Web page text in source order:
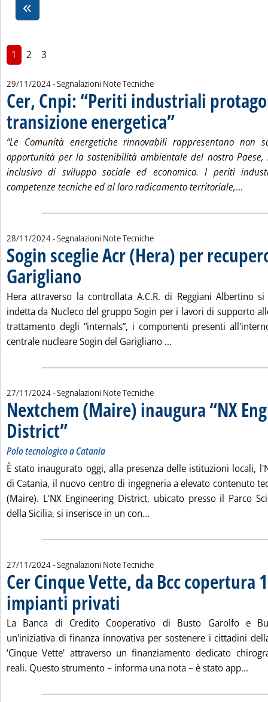
1 2 3
29/11/2024- Segnalazioni Note Tecniche
Cer, Cnpi: “Periti industriali
transizione energetica”. Pubblicata venerdì 29
“Le Comunità energetiche rinnovabili rappresentano non
opportunità per la sostenibilità ambientale del nostro
inclusivo di sviluppo sociale ed economico. I periti
competenze tecniche ed al loro radicamento territoriale,...
28/11/2024- Segnalazioni Note Tecniche
Sogin sceglie Acr (Hera) per
Garigliano . Pubblicata giovedì 28 novembre 2024 alle 17.22.
Hera attraverso la controllata A.C.R. di Reggiani Albertino
indetta da Nucleco del gruppo Sogin per i lavori di supporto
trattamento degli “internals”, i componenti presenti
centrale nucleare Sogin del Garigliano ...
27/11/2024- Segnalazioni Note Tecniche
Nextchem (Maire) inaugura “NX
District”. Sottotitolo: Polo tecnologico a Catania
. Pubblicata mercoledì 27 novembre 2024 alle 17.31.
Polo tecnologico a Catania
È stato inaugurato oggi, alla presenza delle istituzioni locali,
di Catania, il nuovo centro di ingegneria a elevato contenuto
(Maire). L'NX Engineering District, ubicato presso il Parco
della Sicilia, si inserisce in un con...
27/11/2024- Segnalazioni Note Tecniche
Cer Cinque Vette, da Bcc copertura
impianti privati . Pubblicata mercoledì 27 novembre 2024 alle
La Banca di Credito Cooperativo di Busto Garolfo e
un'iniziativa di finanza innovativa per sostenere i cittadini
‘Cinque Vette' attraverso un finanziamento dedicato
reali. Questo strumento – informa una nota – è stato app...